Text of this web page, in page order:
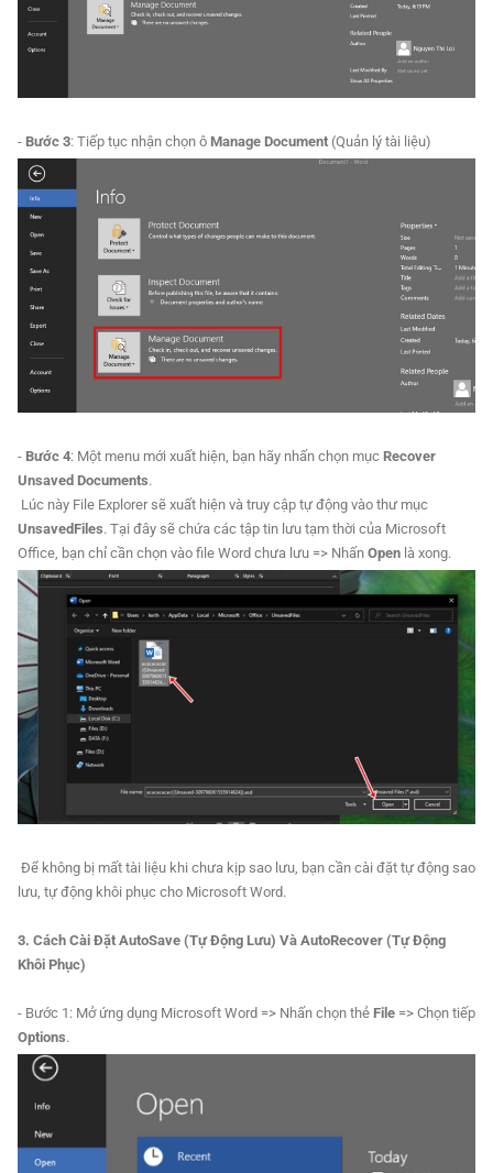
- Bước 3: Tiếp tục nhận chọn ô Manage Document (Quản lý tài liệu)
- Bước 4: Một menu mới xuất hiện, bạn hãy nhấn chọn mục Recover
Unsaved Documents.
Lúc này File Explorer sẽ xuất hiện và truy cập tự động vào thư mục
UnsavedFiles. Tại đây sẽ chứa các tập tin lưu tạm thời của Microsoft
Office, bạn chỉ cần chọn vào file Word chưa lưu => Nhấn Open là xong.
Để không bị mất tài liệu khi chưa kịp sao lưu, bạn cần cài đặt tự động sao
lưu, tự động khôi phục cho Microsoft Word.
3. Cách Cài Đặt AutoSave (Tự Động Lưu) Và AutoRecover (Tự Động
Khôi Phục)
- Bước 1: Mở ứng dụng Microsoft Word => Nhấn chọn thẻ File => Chọn tiếp
Options.